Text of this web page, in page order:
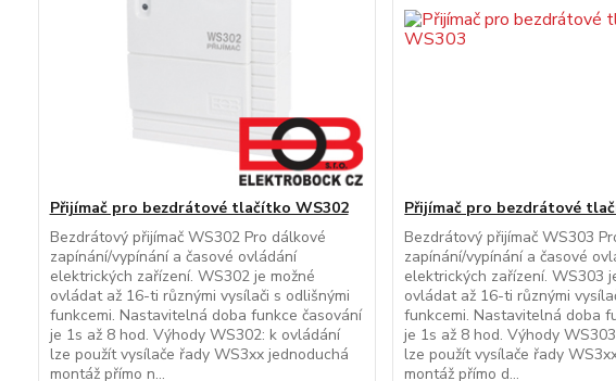
Přijímač pro bezdrátové tlačítko WS302
Bezdrátový přijímač WS302 Pro dálkové
zapínání/vypínání a časové ovládání
elektrických zařízení. WS302 je možné
ovládat až 16-ti různými vysílači s odlišnými
funkcemi. Nastavitelná doba funkce časování
je 1s až 8 hod. Výhody WS302: k ovládání
lze použít vysílače řady WS3xx jednoduchá
montáž přímo n...
Přijímač pro bezdrátové
Bezdrátový přijímač WS303
zapínání/vypínání a časové
elektrických zařízení. WS303
ovládat až 16-ti různými
funkcemi. Nastavitelná doba
je 1s až 8 hod. Výhody
lze použít vysílače řady
montáž přímo d...